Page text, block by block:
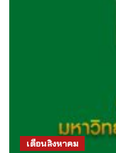
เดือนสิงหาคม